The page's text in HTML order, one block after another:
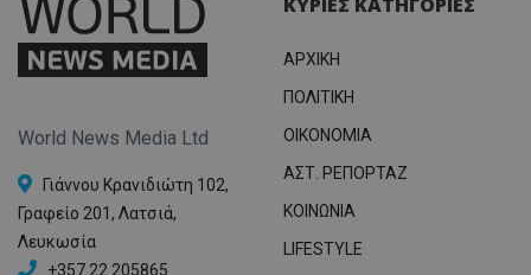
World News Media Ltd
Γιάννου Κρανιδιώτη 102,
Γραφείο 201, Λατσιά,
Λευκωσία
+357 22 205865
ΑΡΧΙΚΗ
ΠΟΛΙΤΙΚΗ
OIKONOMIA
ΑΣΤ. ΡΕΠΟΡΤΑΖ
ΚΟΙΝΩΝΙΑ
LIFESTYLE